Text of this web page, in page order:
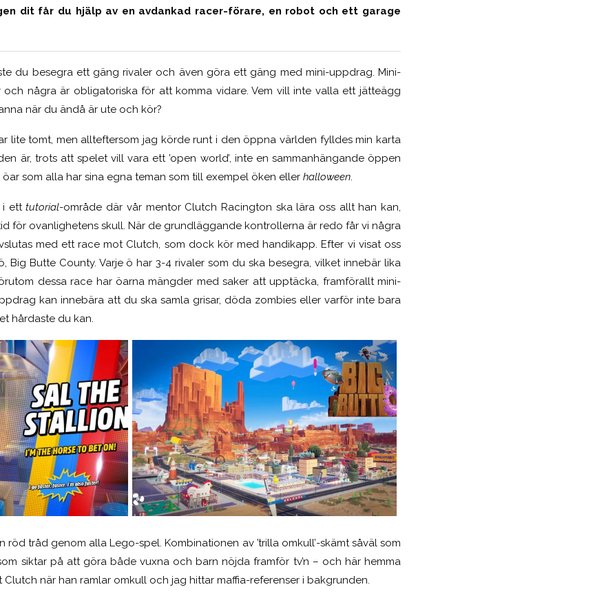
dit får du hjälp av en avdankad racer-förare, en robot och ett garage
du besegra ett gäng rivaler och även göra ett gäng med mini-uppdrag. Mini-
några är obligatoriska för att komma vidare. Vem vill inte valla ett jätteägg
när du ändå är ute och kör?
lite tomt, men allteftersom jag körde runt i den öppna världen fylldes min karta
är, trots att spelet vill vara ett ’open world’, inte en sammanhängande öppen
som alla har sina egna teman som till exempel öken eller halloween.
i etttutorial-område där vår mentor Clutch Racington ska lära oss allt han kan,
för ovanlighetens skull. När de grundläggande kontrollerna är redo får vi några
med ett race mot Clutch, som dock kör med handikapp. Efter vi visat oss
Big Butte County. Varje ö har 3-4 rivaler som du ska besegra, vilket innebär lika
dessa race har öarna mängder med saker att upptäcka, framförallt mini-
kan innebära att du ska samla grisar, döda zombies eller varför inte bara
hårdaste du kan.
röd tråd genom alla Lego-spel. Kombinationen av ’trilla omkull’-skämt såväl som
siktar på att göra både vuxna och barn nöjda framför tv’n – och här hemma
Clutch när han ramlar omkull och jag hittar maffia-referenser i bakgrunden.